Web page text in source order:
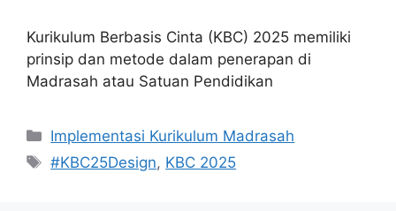
Kurikulum Berbasis Cinta (KBC) 2025 memiliki
prinsip dan metode dalam penerapan di
Madrasah atau Satuan Pendidikan
Kategori
Implementasi Kurikulum Madrasah
Tag
#KBC25Design, KBC 2025